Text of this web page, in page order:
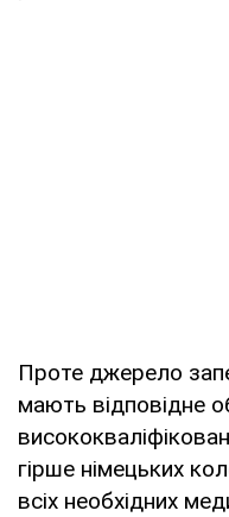
Проте джерело
мають відповідне
гірше німецьких
всіх необхідних